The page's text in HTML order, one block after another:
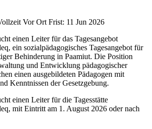
Vor Ort Frist: 11 Jun 2026
einen Leiter für das Tagesangebot
ein sozialpädagogisches Tagesangebot für
Behinderung in Paamiut. Die Position
und Entwicklung pädagogischer
einen ausgebildeten Pädagogen mit
Kenntnissen der Gesetzgebung.
einen Leiter für die Tagesstätte
mit Eintritt am 1. August 2026 oder nach